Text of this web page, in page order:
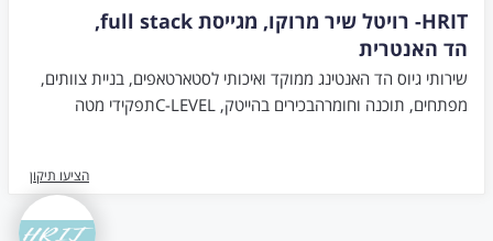
HRIT- רויטל שיר מרוקו, מגייסת full stack,
הד האנטרית
שירותי גיוס הד האנטינג ממוקד ואיכותי לסטארטאפים, בניית צוותים,
מפתחים, תוכנה וחומרהבכירים בהייטק, C-LEVELתפקידי מטה
הציעו תיקון